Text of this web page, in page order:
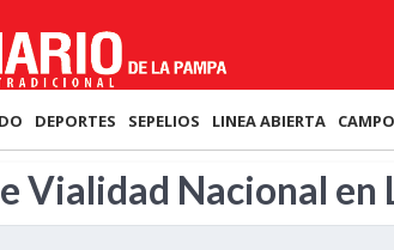
DEPORTES SEPELIOS LINEA ABIERTA CAMPO
Vialidad Nacional en